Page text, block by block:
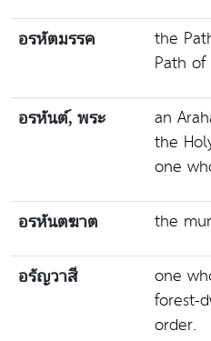
อรหัตมรรค
the
Path of
อรหันต์, พระ
an
the
one
อรหันตฆาต the
อรัญวาสี
one
forest-
order.